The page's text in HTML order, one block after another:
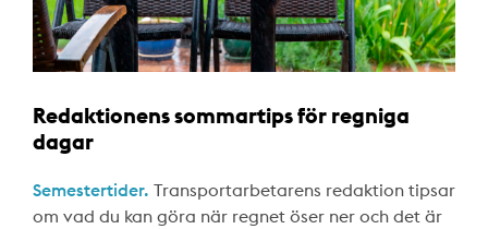
Redaktionens sommartips för regniga
dagar
Semestertider. Transportarbetarens redaktion tipsar
om vad du kan göra när regnet öser ner och det är